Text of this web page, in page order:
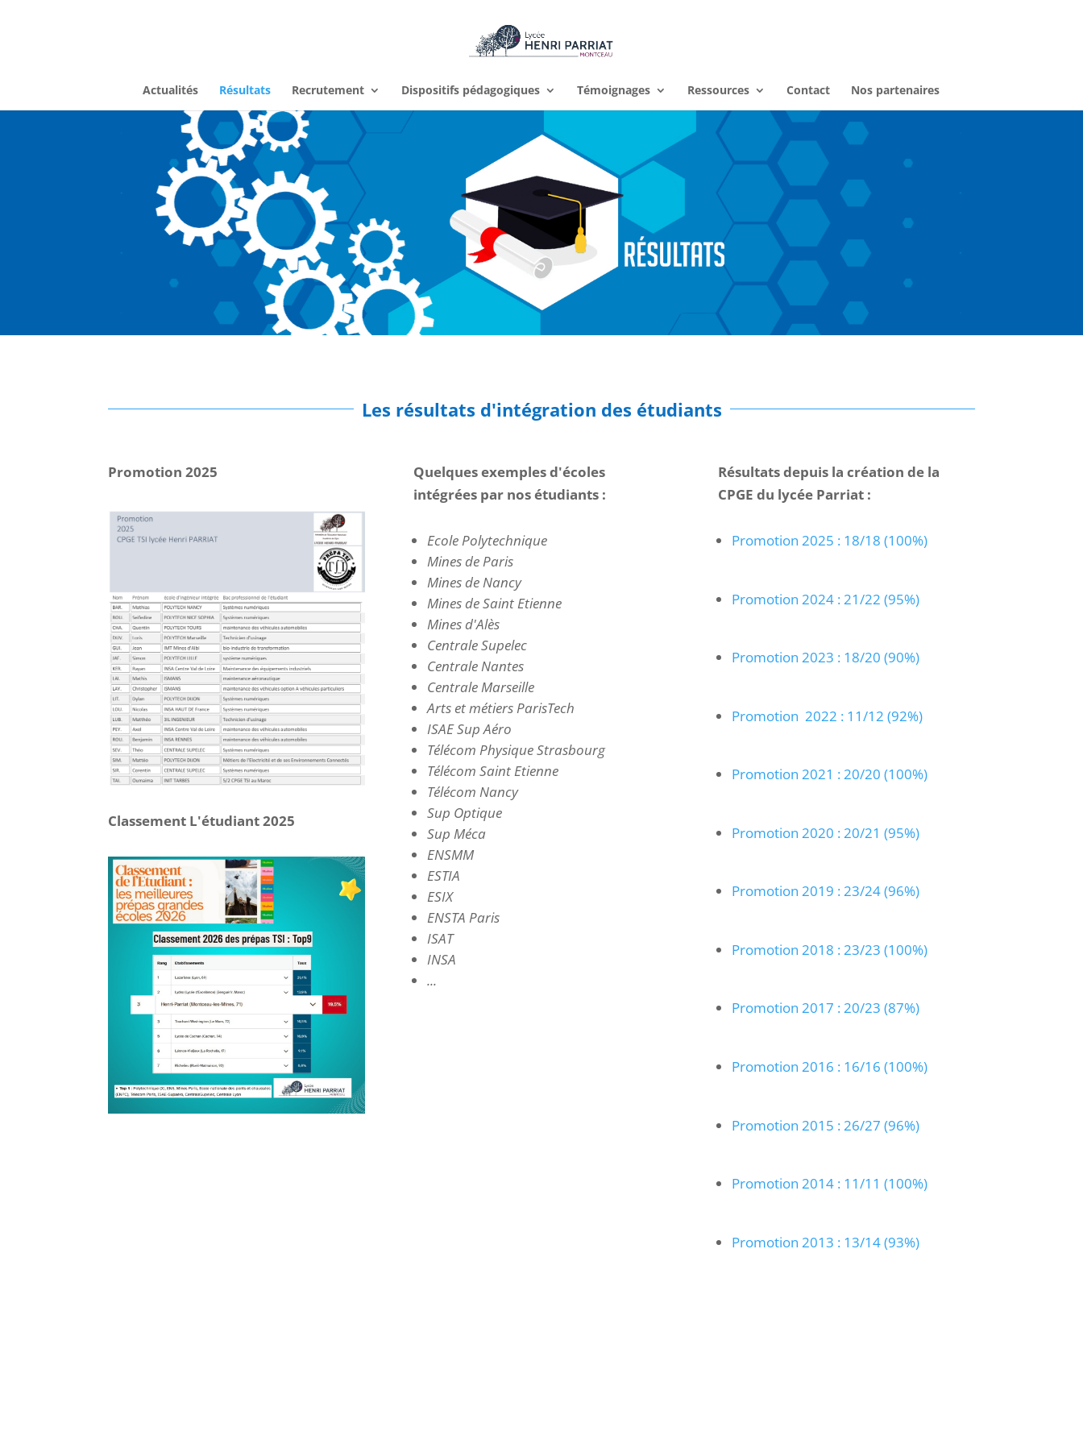
Actualités Résultats Recrutement Dispositifs pédagogiques Témoignages Ressources Contact Nos partenaires
Les résultats d'intégration des étudiants
Promotion 2025
Classement L'étudiant 2025
Quelques exemples d'écoles
intégrées par nos étudiants :
Ecole Polytechnique
Mines de Paris
Mines de Nancy
Mines de Saint Etienne
Mines d'Alès
Centrale Supelec
Centrale Nantes
Centrale Marseille
Arts et métiers ParisTech
ISAE Sup Aéro
Télécom Physique Strasbourg
Télécom Saint Etienne
Télécom Nancy
Sup Optique
Sup Méca
ENSMM
ESTIA
ESIX
ENSTA Paris
ISAT
INSA
...
Résultats depuis la création de la
CPGE du lycée Parriat :
Promotion 2025 : 18/18 (100%)
Promotion 2024 : 21/22 (95%)
Promotion 2023 : 18/20 (90%)
Promotion 2022 : 11/12 (92%)
Promotion 2021 : 20/20 (100%)
Promotion 2020 : 20/21 (95%)
Promotion 2019 : 23/24 (96%)
Promotion 2018 : 23/23 (100%)
Promotion 2017 : 20/23 (87%)
Promotion 2016 : 16/16 (100%)
Promotion 2015 : 26/27 (96%)
Promotion 2014 : 11/11 (100%)
Promotion 2013 : 13/14 (93%)